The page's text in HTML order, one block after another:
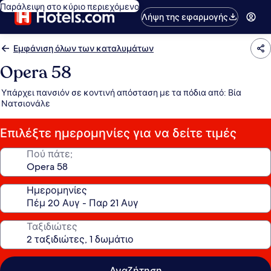
Παράλειψη στο κύριο περιεχόμενο
Λήψη της εφαρμογής
Εμφάνιση όλων των καταλυμάτων
Opera 58
Υπάρχει πανσιόν σε κοντινή απόσταση με τα πόδια από: Βία
Νατσιονάλε
Επιλέξτε ημερομηνίες για να δείτε τιμές
Πού πάτε;
Ημερομηνίες
Ταξιδιώτες